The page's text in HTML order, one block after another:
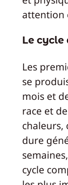
attention
Le cycle
Les
se
mois et
race et
chaleurs,
dure
cycle